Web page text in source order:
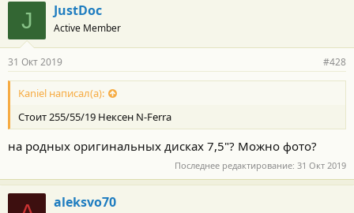
J JustDoc
Active Member
31 Окт 2019 #428
Kaniel написал(а):
Стоит 255/55/19 Нексен N-Ferra
на родных оригинальных дисках 7,5"? Можно фото?
Последнее редактирование: 31 Окт 2019
aleksvo70